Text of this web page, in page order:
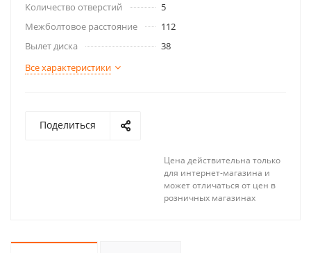
Количество отверстий
5
Межболтовое расстояние
112
Вылет диска
38
Все характеристики
Поделиться
Цена действительна только
для интернет-магазина и
может отличаться от цен в
розничных магазинах